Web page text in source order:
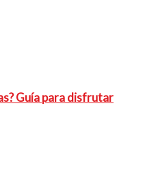
Guía para disfrutar